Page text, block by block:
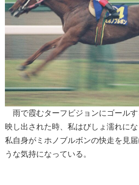
雨で霞むターフビジョンにゴール
映し出された時、私はびしょ濡れにな
私自身がミホノブルボンの快走を見
うな気持になっている。